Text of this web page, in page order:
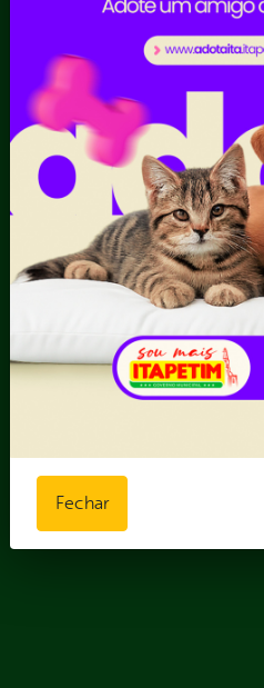
Ouvidoria
Acompanhar uma
Manifestação
Atendimento via WhatsApp
Competências da Ouvidoria
Dúvidas? Acesse o FAQ
Fazer uma Manifestação
Informações Importantes
Relatórios Anuais
Fechar